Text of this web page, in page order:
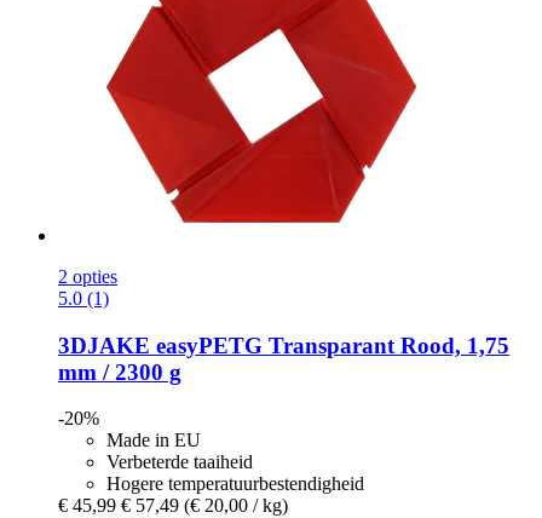
2 opties
5.0 (1)
3DJAKE easyPETG Transparant Rood, 1,75
mm / 2300 g
-20%
Made in EU
Verbeterde taaiheid
Hogere temperatuurbestendigheid
€ 45,99 € 57,49 (€ 20,00 / kg)